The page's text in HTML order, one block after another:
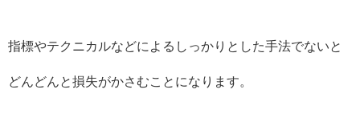
指標やテクニカルなどによるしっかりとした手法でないと
どんどんと損失がかさむことになります。